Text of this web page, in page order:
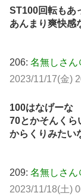
ST100回転もあ
あんまり爽快感
206: 名無しさん
2023/11/17(金)
100はなげーな
70とかそんくら
からくりみたい
209: 名無しさん
2023/11/18(土)